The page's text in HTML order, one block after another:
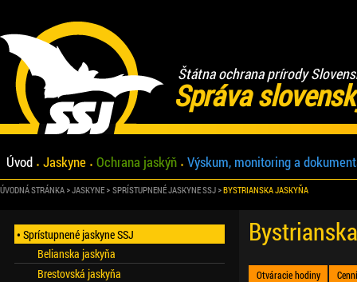
Štátna ochrana prírody
Správa
Úvod Jaskyne Ochrana jaskýň Výskum, monitoring a
ÚVODNÁ STRÁNKA JASKYNE SPRÍSTUPNENÉ JASKYNE SSJ BYSTRIANSKA JASKYŇA
Otváracie hodiny
Sprístupnené jaskyne SSJ
Belianska jaskyňa
Brestovská jaskyňa